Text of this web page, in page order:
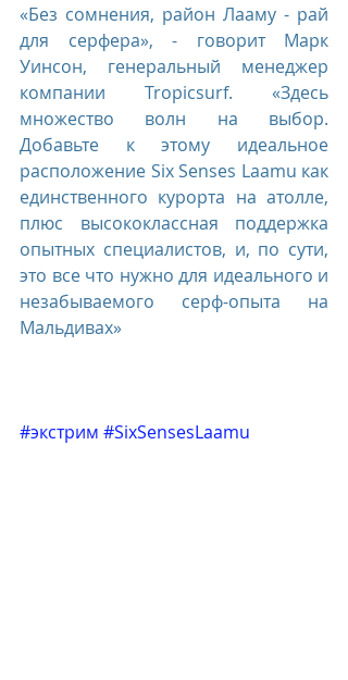
​«Без сомнения, район Лааму - рай
для серфера», - говорит Марк
Уинсон, генеральный менеджер
компании Tropicsurf. «Здесь
множество волн на выбор.
Добавьте к этому идеальное
расположение Six Senses Laamu как
единственного курорта на атолле,
плюс высококлассная поддержка
опытных специалистов, и, по сути,
это все что нужно для идеального и
незабываемого серф-опыта на
Мальдивах»
#экстрим #SixSensesLaamu